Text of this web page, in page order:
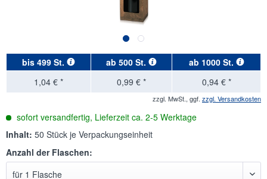
bis 499 St. ab 500 St. ab 1000 St.
1,04 € *
0,99 € * 0,94 € *
zzgl. MwSt., ggf. zzgl. Versandkosten
sofort versandfertig, Lieferzeit ca. 2-5 Werktage
Inhalt: 50 Stück je Verpackungseinheit
Anzahl der Flaschen: